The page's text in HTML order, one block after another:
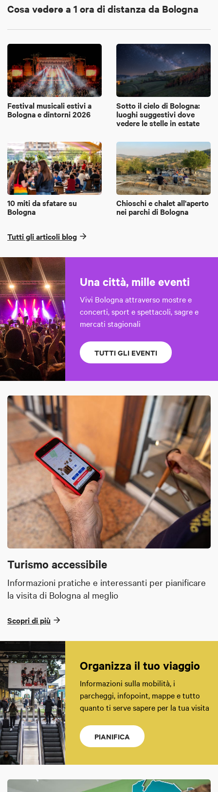
Cosa vedere a 1 ora di distanza da Bologna
Festival musicali estivi a
Bologna e dintorni 2026
Sotto il cielo di Bologna:
luoghi suggestivi dove
vedere le stelle in estate
10 miti da sfatare su
Bologna
Chioschi e chalet all'aperto
nei parchi di Bologna
Tutti gli articoli blog
Una città, mille eventi
Vivi Bologna attraverso mostre e
concerti, sport e spettacoli, sagre e
mercati stagionali
TUTTI GLI EVENTI
Turismo accessibile
Informazioni pratiche e interessanti per pianificare
la visita di Bologna al meglio
Scopri di più
Organizza il tuo viaggio
Informazioni sulla mobilità, i
parcheggi, infopoint, mappe e tutto
quanto ti serve sapere per la tua visita
PIANIFICA